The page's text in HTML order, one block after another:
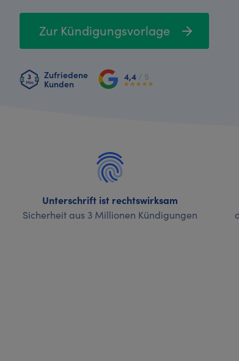
Zur Kündigungsvorlage
Zufriedene
Kunden
4,4 / 5
Unterschrift ist rechtswirksam
Sicherheit aus 3 Millionen Kündigungen